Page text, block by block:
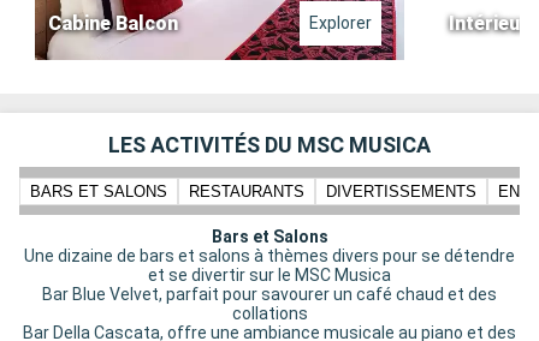
Cabine Balcon Explorer
LES ACTIVITÉS DU MSC MUSICA
BARS ET SALONS RESTAURANTS DIVERTISSEMENTS
Bars et Salons
Une dizaine de bars et salons à thèmes divers pour se détendre
et se divertir sur le MSC Musica
Bar Blue Velvet, parfait pour savourer un café chaud et des
collations
Bar Della Cascata, offre une ambiance musicale au piano et des